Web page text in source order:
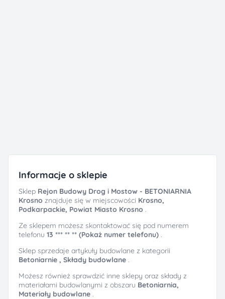
Informacje o sklepie
Sklep Rejon Budowy Drog i Mostow - BETONIARNIA
Krosno znajduje się w miejscowości Krosno,
Podkarpackie, Powiat Miasto Krosno .
Ze sklepem możesz skontaktować się pod numerem
telefonu 13 *** ** ** (Pokaż numer telefonu) .
Sklep sprzedaje artykuły budowlane z kategorii
Betoniarnie , Składy budowlane .
Możesz również sprawdzić inne sklepy oraz składy z
materiałami budowlanymi z obszaru Betoniarnia,
Materiały budowlane .